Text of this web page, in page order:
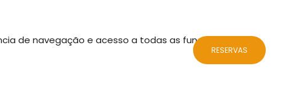
de navegação e acesso a todas as funcionalidades.
RESERVAS